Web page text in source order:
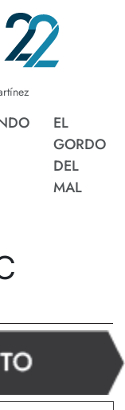
EL
GORDO
DEL
MAL